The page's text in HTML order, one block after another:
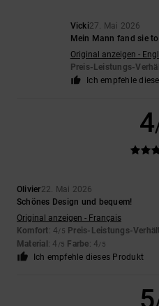
Vicki27. Mai 2026
Mein Mann fand sie toll
Original anzeigen -
Preis-Leistungs-
Ich empfehle
4
Olivier22. Mai 2026
Schönes Design und bequem!
Original anzeigen - Français
Komfort: 4/5 Preis-Leistungs-
Material : 4 /5 Farbe: 4/5
Ich empfehle dieses Produkt